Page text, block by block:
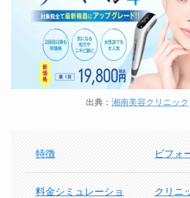
出典： 湘南美容クリニック
特徴 ビフォ
料金シミュレーショ
クリニ